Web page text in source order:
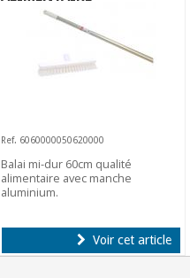
Ref. 6060000050620000
Balai mi-dur 60cm qualité
alimentaire avec manche
aluminium.
Voir cet article